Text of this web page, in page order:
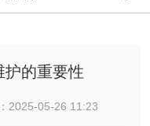
护的重要性
2025-05-26 11:23